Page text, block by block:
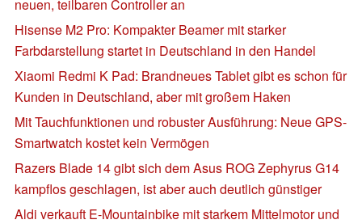
neuen, teilbaren Controller an
Hisense M2 Pro: Kompakter Beamer mit starker
Farbdarstellung startet in Deutschland in den Handel
Xiaomi Redmi K Pad: Brandneues Tablet gibt es schon für
Kunden in Deutschland, aber mit großem Haken
Mit Tauchfunktionen und robuster Ausführung: Neue GPS-
Smartwatch kostet kein Vermögen
Razers Blade 14 gibt sich dem Asus ROG Zephyrus G14
kampflos geschlagen, ist aber auch deutlich günstiger
Aldi verkauft E-Mountainbike mit starkem Mittelmotor und